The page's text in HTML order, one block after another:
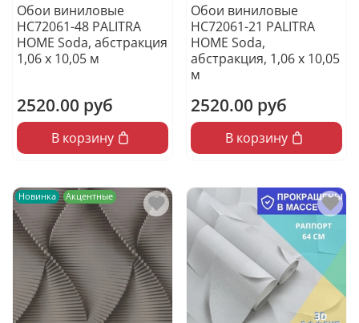
Обои виниловые
HC72061-48 PALITRA
HOME Soda, абстракция
1,06 х 10,05 м
2520.00 руб
В корзину
Обои виниловые
HC72061-21 PALITRA
HOME Soda,
абстракция, 1,06 х 10,05
м
2520.00 руб
В корзину
Новинка Акцентные